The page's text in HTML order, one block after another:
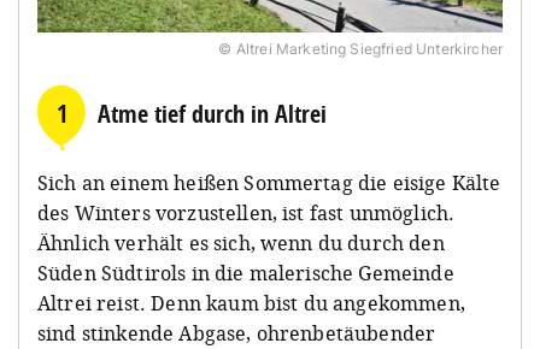
© Altrei Marketing Siegfried Unterkircher
1 Atme tief durch in Altrei
Sich an einem heißen Sommertag die eisige Kälte
des Winters vorzustellen, ist fast unmöglich.
Ähnlich verhält es sich, wenn du durch den
Süden Südtirols in die malerische Gemeinde
Altrei reist. Denn kaum bist du angekommen,
sind stinkende Abgase, ohrenbetäubender